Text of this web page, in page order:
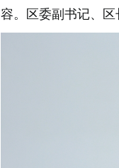
容。区委副书记、区